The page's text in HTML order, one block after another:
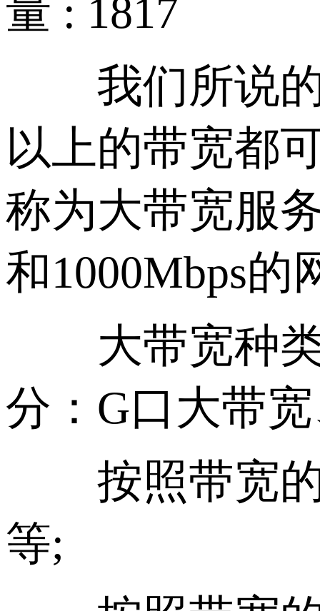
量 : 1817
我们所说的
以上的带宽都
称为大带宽服
和1000Mbps的
大带宽种类
分：G口大带
按照带宽的
等;